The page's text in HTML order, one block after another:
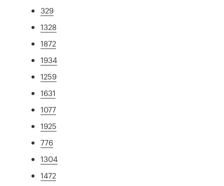
329
1328
1872
1934
1259
1631
1077
1925
776
1304
1472